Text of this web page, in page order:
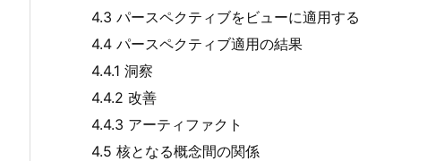
4.3 パースペクティブをビューに適用する
4.4 パースペクティブ適用の結果
4.4.1 洞察
4.4.2 改善
4.4.3 アーティファクト
4.5 核となる概念間の関係